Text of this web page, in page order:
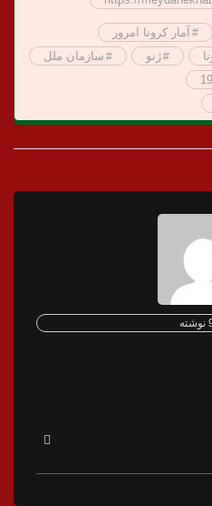
آمار کرونا امرور
ژنو
سازمان ملل